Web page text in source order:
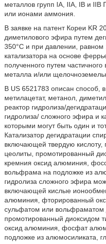
металлов групп IA, IIА, IB и IIВ
или ионами аммония.
В заявке на патент Кореи KR
диметилового эфира путем
350°С и при давлении, равном
катализатора на основе
полученного путем
металла и/или
В US 6521783 описан способ,
метилацетат, метанол,
реактор гидролиза/
гидролиза/ сложного эфира и
которыми могут быть один и
Катализатор дегидратации
включающей твердую кислоту,
цеолиты, промотированный
кремния оксид алюминия,
вольфрама на подложке из
гидролиза сложного эфира
включающей кислые
алюминия, фторированный
сульфатом или вольфраматом
промотированный диоксидом
оксид алюминия, фосфат
подложке из алюмосиликата,